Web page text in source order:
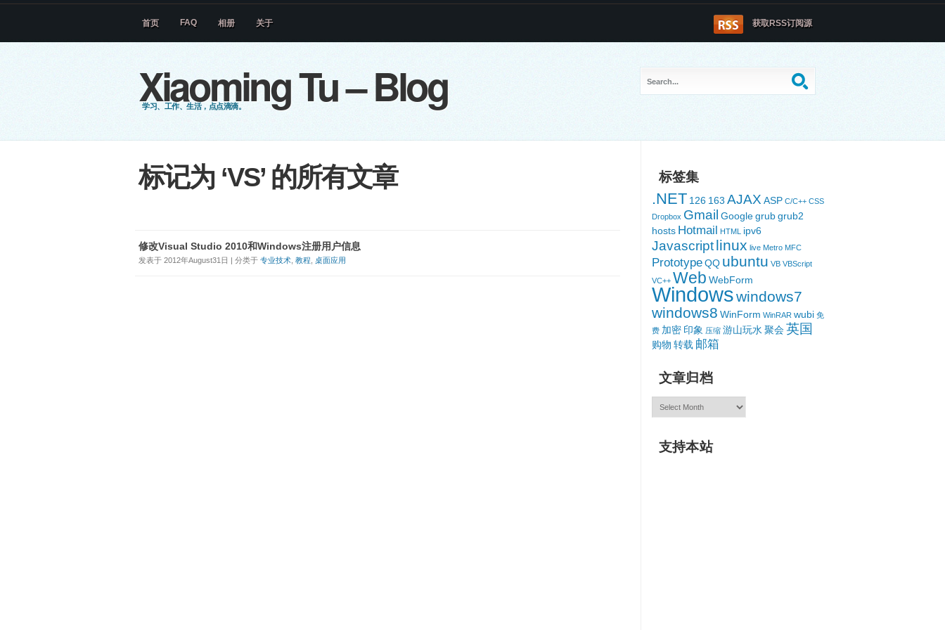
Xiaoming Tu – Blog
学习、工作、生活，点点滴滴。
首页 FAQ 相册 关于 获取RSS订阅源
标记为 ‘VS’ 的所有文章
修改Visual Studio 2010和Windows注册用户信息
发表于 2012年August31日 | 分类于 专业技术 教程 桌面应用
标签集
.NET 126 163 AJAX ASP C/C++ CSS
Dropbox Gmail Googlegrubgrub2
hosts Hotmail HTML ipv6
Javascriptlinux live Metro MFC
PrototypeQQ ubuntu VB VBScript
VC++ Web WebForm
Windowswindows7
windows8 WinForm WinRAR wubi 免
费 加密 印象 压缩 游山玩水 聚会英国
购物 转载 邮箱
文章归档
文
支持本站